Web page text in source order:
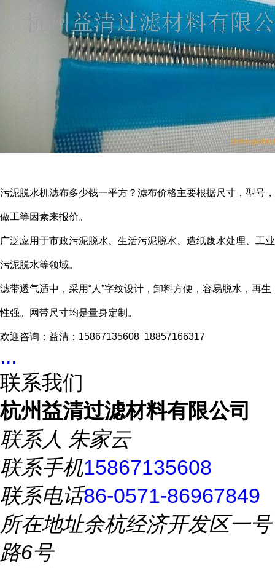
污泥脱水机滤布多少钱一平方？滤布价格主要根据尺寸，型号，
做工等因素来报价。
广泛应用于市政污泥脱水、生活污泥脱水、造纸废水处理、工业
污泥脱水等领域。
滤带透气适中，采用“人”字纹设计，卸料方便，容易脱水，再生
性强。网带尺寸均是量身定制。
欢迎咨询：益清：15867135608 18857166317
...
联系我们
杭州益清过滤材料有限公司
联系人 朱家云
联系手机15867135608
联系电话86-0571-86967849
所在地址余杭经济开发区一号
路6号